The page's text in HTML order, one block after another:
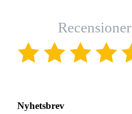
Recensioner
Nyhetsbrev